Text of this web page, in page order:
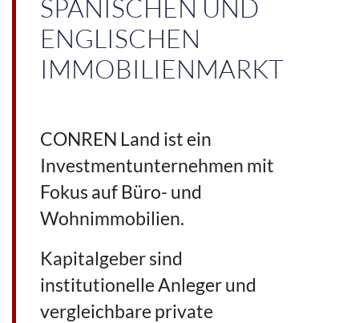
SPANISCHEN UND
ENGLISCHEN
IMMOBILIENMARKT
CONREN Land ist ein
Investmentunternehmen mit
Fokus auf Büro- und
Wohnimmobilien.
Kapitalgeber sind
institutionelle Anleger und
vergleichbare private